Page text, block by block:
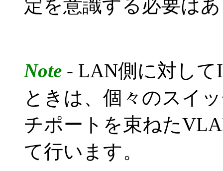
定を意識する必要は
Note - LAN側に対し
ときは、個々のスイ
チポートを束ねた
て行います。